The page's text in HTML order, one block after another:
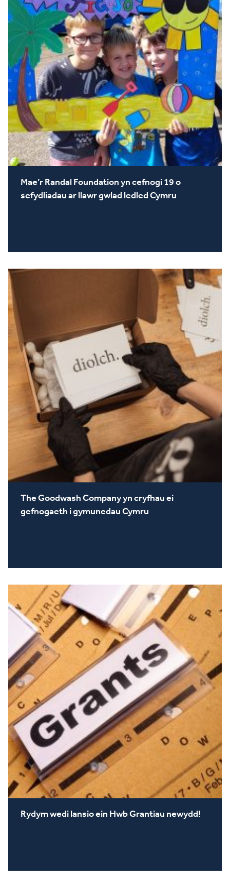
Mae’r Randal Foundation yn cefnogi 19 o
sefydliadau ar llawr gwlad ledled Cymru
The Goodwash Company yn cryfhau ei
gefnogaeth i gymunedau Cymru
Rydym wedi lansio ein Hwb Grantiau newydd!